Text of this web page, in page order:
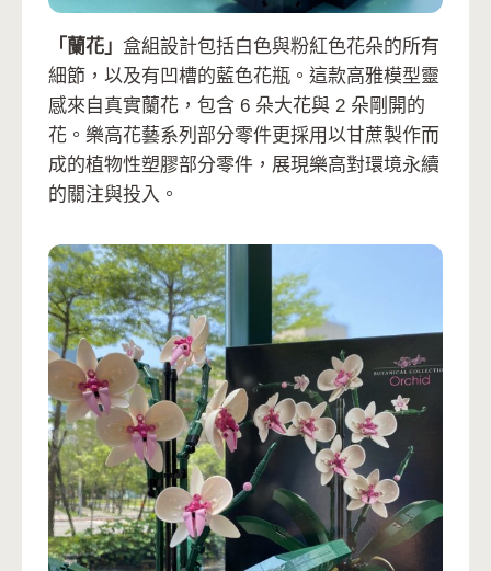
「蘭花」 盒組設計包括白色與粉紅色花朵的所有
細節，以及有凹槽的藍色花瓶。這款高雅模型靈
感來自真實蘭花，包含 6 朵大花與 2 朵剛開的
花。樂高花藝系列部分零件更採用以甘蔗製作而
成的植物性塑膠部分零件，展現樂高對環境永續
的關注與投入。